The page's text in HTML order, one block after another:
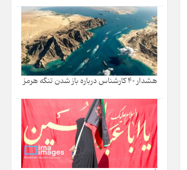
هشدار 40 کارشناس درباره باز شدن تنگه هرمز